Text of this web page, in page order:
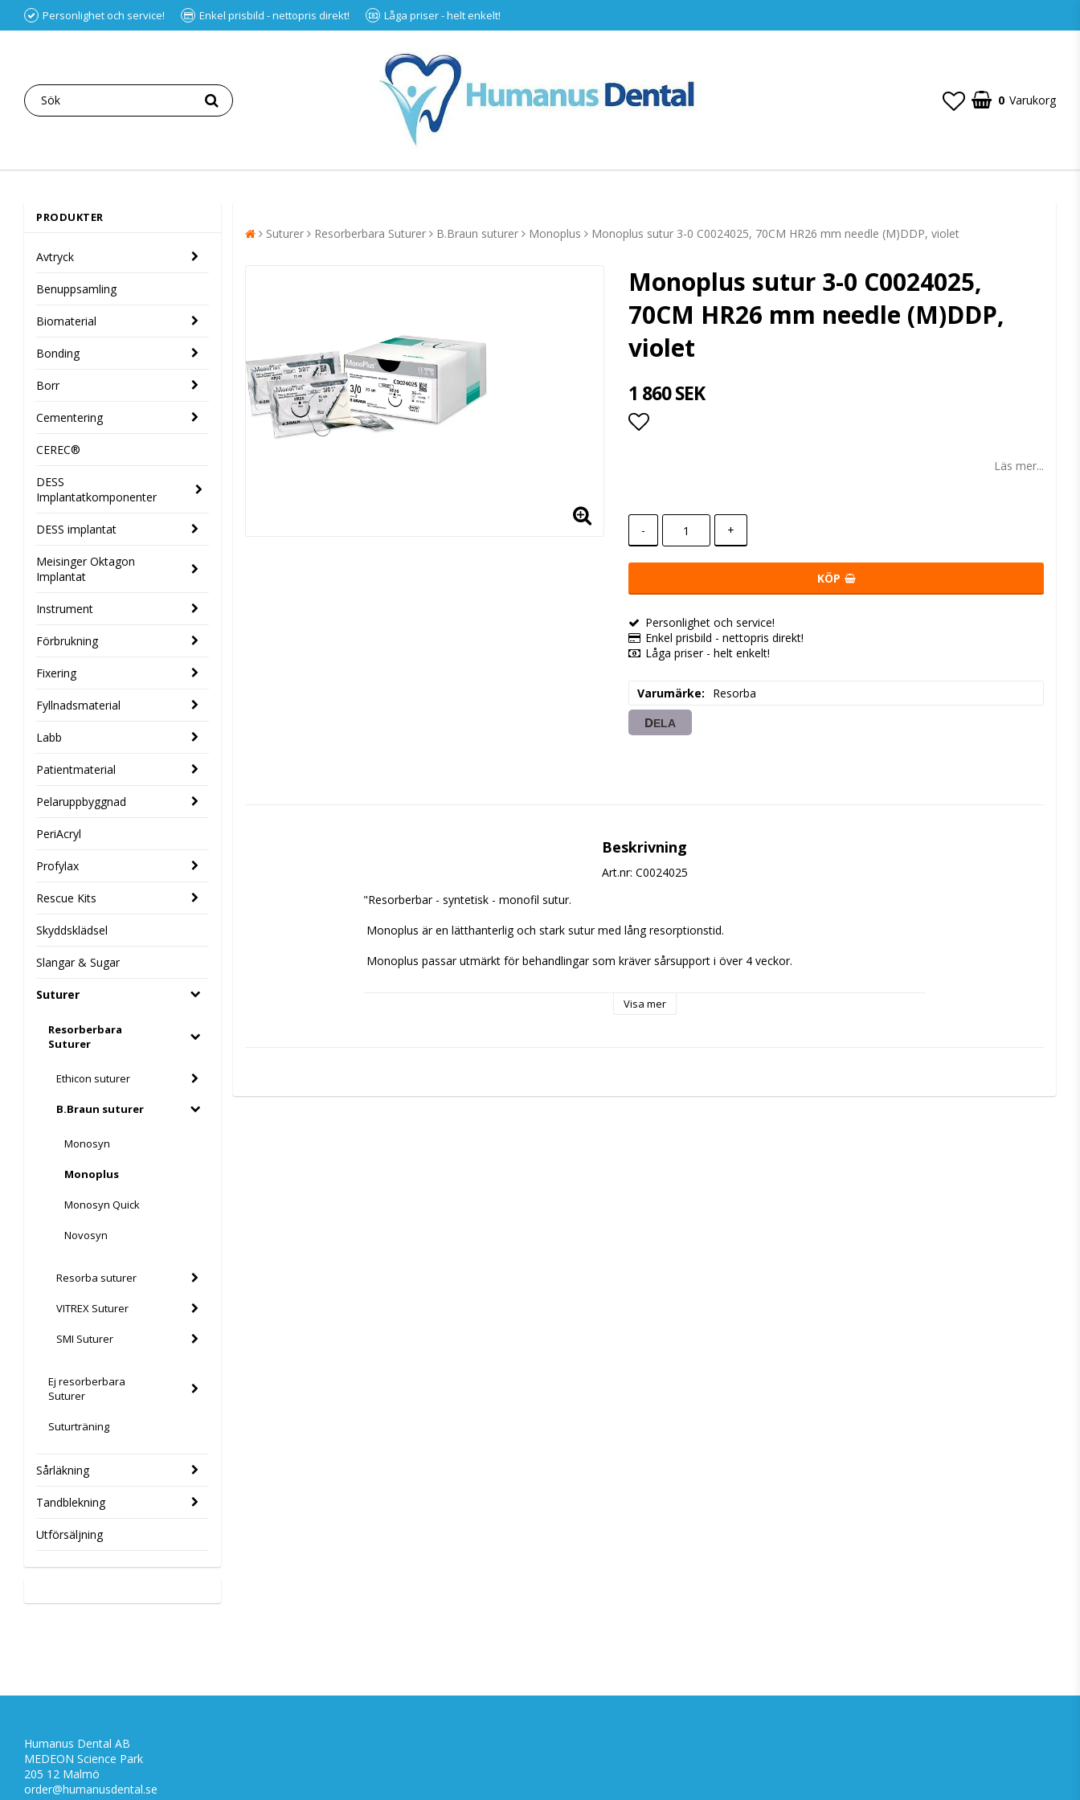
Personlighet och service! Enkel prisbild - nettopris direkt! Låga priser - helt enkelt!
0 Varukorg
PRODUKTER
Avtryck
Benuppsamling
Biomaterial
Bonding
Borr
Cementering
CEREC®
DESS
Implantatkomponenter
DESS implantat
Meisinger Oktagon
Implantat
Instrument
Förbrukning
Fixering
Fyllnadsmaterial
Labb
Patientmaterial
Pelaruppbyggnad
PeriAcryl
Profylax
Rescue Kits
Skyddsklädsel
Slangar & Sugar
Suturer
Resorberbara
Suturer
Ethicon suturer
B.Braun suturer
Monosyn
Monoplus
Monosyn Quick
Novosyn
Resorba suturer
VITREX Suturer
SMI Suturer
Ej resorberbara
Suturer
Suturträning
Sårläkning
Tandblekning
Utförsäljning
Suturer Resorberbara Suturer B.Braun suturer Monoplus Monoplus sutur 3-0 C0024025, 70CM HR26 mm needle (M)DDP, violet
Monoplus sutur 3-0 C0024025,
70CM HR26 mm needle (M)DDP,
violet
1 860 SEK
Läs mer...
- +
KÖP
Personlighet och service!
Enkel prisbild - nettopris direkt!
Låga priser - helt enkelt!
Varumärke Resorba
DELA
Beskrivning
Art.nr: C0024025
"Resorberbar - syntetisk - monofil sutur.
Indikationer Monoplus
Visa mer
Humanus Dental AB
MEDEON Science Park
205 12 Malmö
order@humanusdental.se